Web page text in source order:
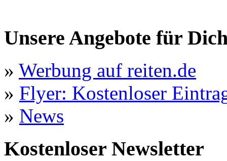
Unsere Angebote für
» Werbung auf reiten.de
» Flyer: Kostenloser
» News
Kostenloser Newsletter